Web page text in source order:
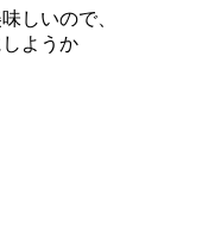
しいので、
ようか